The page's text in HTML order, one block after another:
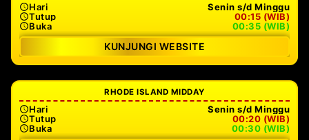
Hari
Senin s/d Minggu
Tutup
00:15 (WIB)
Buka
00:35 (WIB)
KUNJUNGI WEBSITE
RHODE ISLAND MIDDAY
Hari
Senin s/d Minggu
Tutup
00:20 (WIB)
Buka
00:30 (WIB)